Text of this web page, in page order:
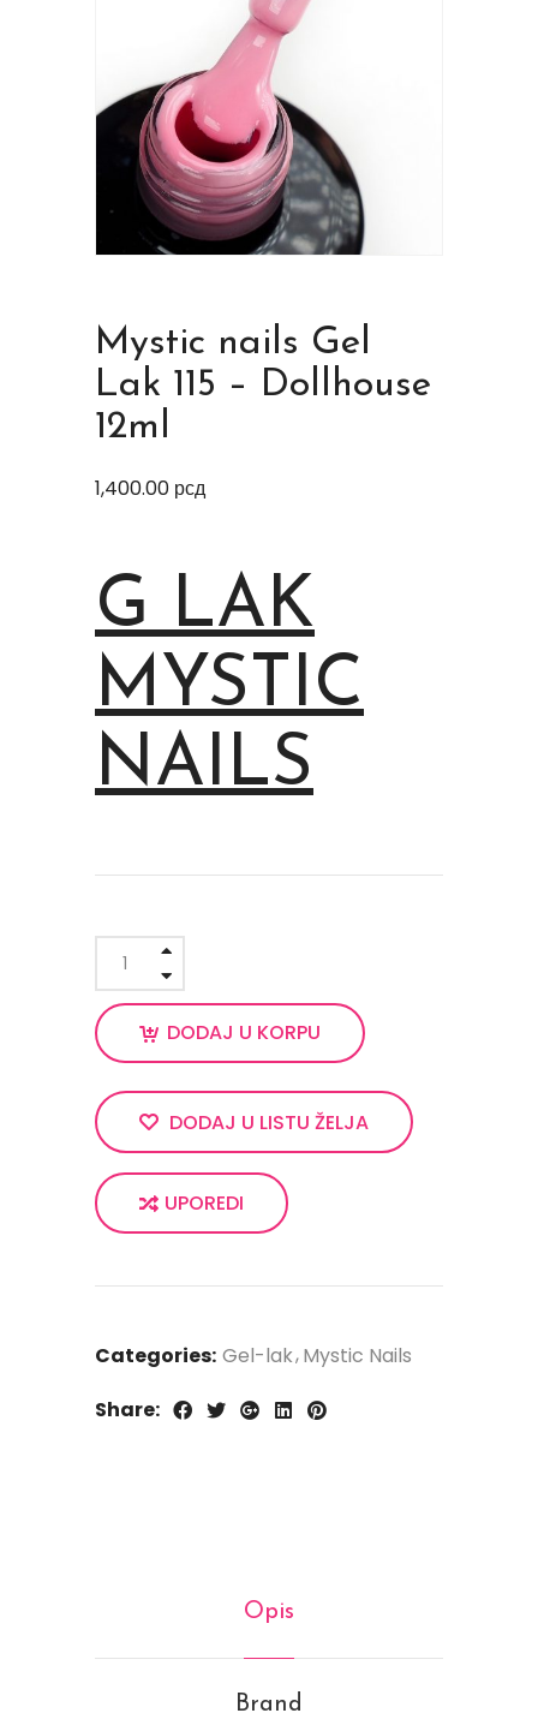
Mystic nails Gel
Lak 115 – Dollhouse
12ml
1,400.00 рсд
G LAK
MYSTIC
NAILS
DODAJ U KORPU
DODAJ U LISTU ŽELJA
UPOREDI
Categories: Gel-lak Mystic Nails
Share:
Opis
Brand